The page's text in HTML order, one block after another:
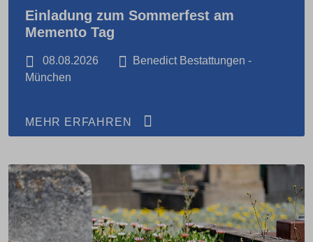
Einladung zum Sommerfest am
Memento Tag
08.08.2026
Benedict Bestattungen -
München
MEHR ERFAHREN